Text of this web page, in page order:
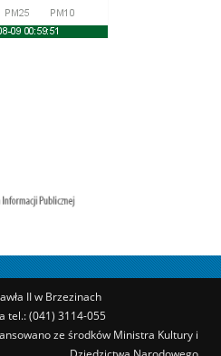
II w Brzezinach
tel.: (041) 3114-055
ze środków Ministra Kultury i